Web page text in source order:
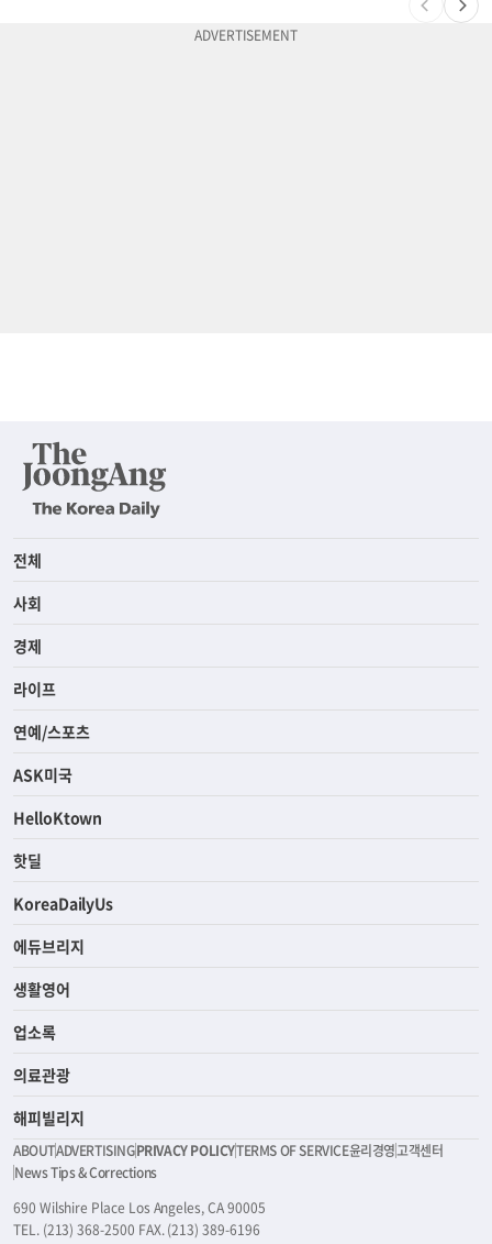
전체
사회
경제
라이프
연예/스포츠
ASK미국
HelloKtown
핫딜
KoreaDailyUs
에듀브리지
생활영어
업소록
의료관광
해피빌리지
ABOUTADVERTISINGPRIVACY POLICYTERMS OF SERVICE윤리경영고객센터
News Tips & Corrections
690 Wilshire Place Los Angeles, CA 90005
TEL. (213) 368-2500 FAX. (213) 389-6196